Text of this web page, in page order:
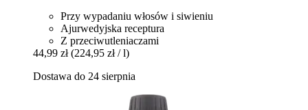
Przy wypadaniu włosów i siwieniu
Ajurwedyjska receptura
Z przeciwutleniaczami
44,99 zł (224,95 zł / l)
Dostawa do 24 sierpnia